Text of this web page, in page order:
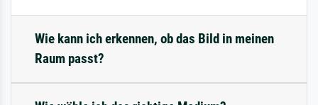
Wie kann ich erkennen, ob das Bild in meinen
Raum passt?